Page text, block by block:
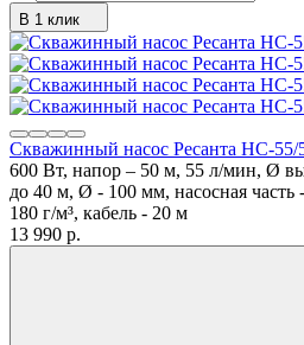
В 1 клик
Скважинный насос Ресанта НС-
600 Вт, напор – 50 м, 55 л/мин, Ø
до 40 м, Ø - 100 мм, насосная часть
180 г/м³, кабель - 20 м
13 990 p.